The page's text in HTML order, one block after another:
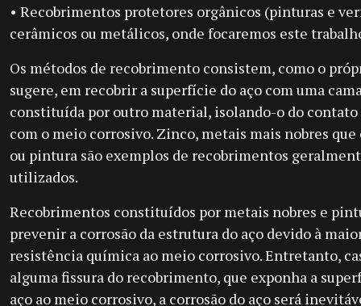
• Recobrimentos protetores orgânicos (pinturas e
cerâmicos ou metálicos, onde focaremos este
Os métodos de recobrimento consistem, como o
sugere, em recobrir a superfície do aço com uma
constituída por outro material, isolando-o do
com o meio corrosivo. Zinco, metais mais nobres que
ou pintura são exemplos de recobrimentos
utilizados.
Recobrimentos constituídos por metais nobres e
prevenir a corrosão da estrutura do aço devido à
resistência química ao meio corrosivo. Entretanto,
alguma fissura do recobrimento, que exponha a
aço ao meio corrosivo, a corrosão do aço será